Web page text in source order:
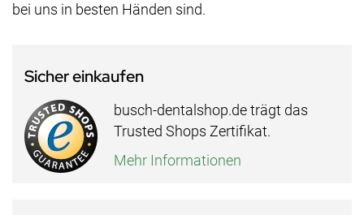
bei uns in besten Händen sind.
Sicher einkaufen
busch-dentalshop.de trägt das
Trusted Shops Zertifikat.
Mehr Informationen